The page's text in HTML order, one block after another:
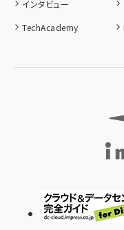
インタビュー
TechAcademy